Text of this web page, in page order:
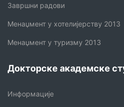
Завршни радови
Менаџмент у хотелијерству 2013
Менаџмент у туризму 2013
Докторске академске
Информације